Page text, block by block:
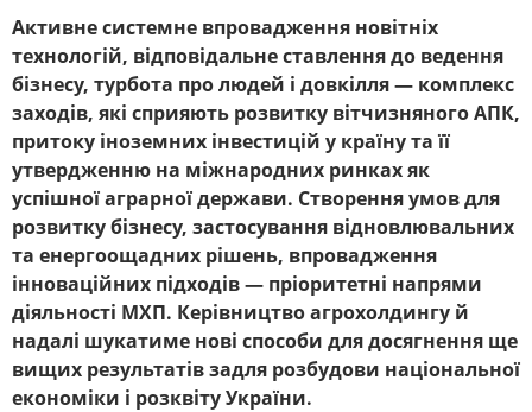
Активне системне впровадження новітніх
технологій, відповідальне ставлення до ведення
бізнесу, турбота про людей і довкілля— комплекс
заходів, які сприяють розвитку вітчизняного АПК,
притоку іноземних інвестицій у країну та її
утвердженню на міжнародних ринках як
успішної аграрної держави. Створення умов для
розвитку бізнесу, застосування відновлювальних
та енергоощадних рішень, впровадження
інноваційних підходів — пріоритетні напрями
діяльності МХП. Керівництво агрохолдингу й
надалі шукатиме нові способи для досягнення ще
вищих результатів задля розбудови національної
економіки і розквіту України.